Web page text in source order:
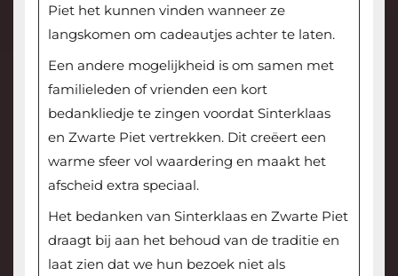
Piet het kunnen vinden wanneer ze
langskomen om cadeautjes achter te laten.
Een andere mogelijkheid is om samen met
familieleden of vrienden een kort
bedankliedje te zingen voordat Sinterklaas
en Zwarte Piet vertrekken. Dit creëert een
warme sfeer vol waardering en maakt het
afscheid extra speciaal.
Het bedanken van Sinterklaas en Zwarte Piet
draagt bij aan het behoud van de traditie en
laat zien dat we hun bezoek niet als